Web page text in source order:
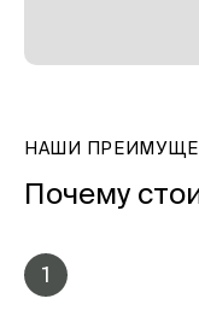
НАШИ
Почему
1